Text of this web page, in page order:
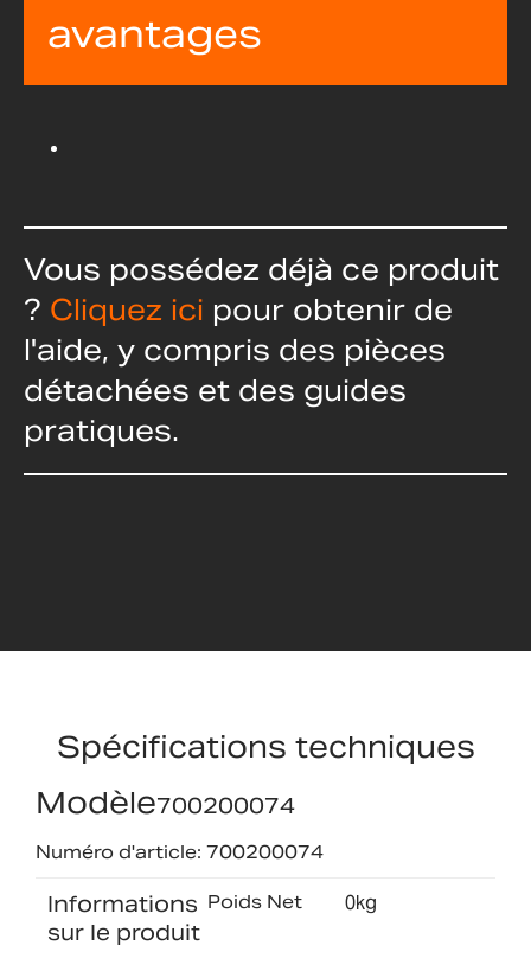
avantages
Vous possédez déjà ce produit
? Cliquez ici pour obtenir de
l'aide, y compris des pièces
détachées et des guides
pratiques.
Spécifications techniques
Modèle700200074
Numéro d'article: 700200074
Informations
sur le produit
Poids Net 0kg